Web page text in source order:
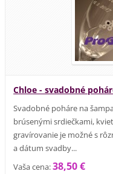
Chloe - svadobné
Svadobné poháre na
brúsenými srdiečkami,
gravírovanie je možné s
a dátum svadby...
Vaša cena:38,50 €